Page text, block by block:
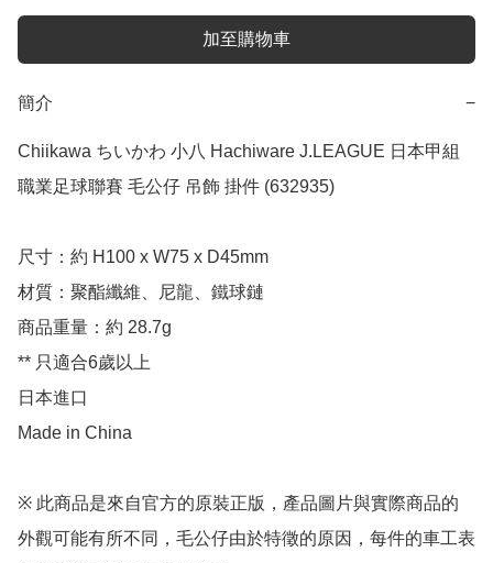
加至購物車
簡介 −
Chiikawa ちいかわ 小八 Hachiware J.LEAGUE 日本甲組
職業足球聯賽 毛公仔 吊飾 掛件 (632935)
尺寸：約 H100 x W75 x D45mm
材質：聚酯纖維、尼龍、鐵球鏈
商品重量：約 28.7g
** 只適合6歲以上
日本進口
Made in China
※ 此商品是來自官方的原裝正版，產品圖片與實際商品的
外觀可能有所不同，毛公仔由於特徵的原因，每件的車工表